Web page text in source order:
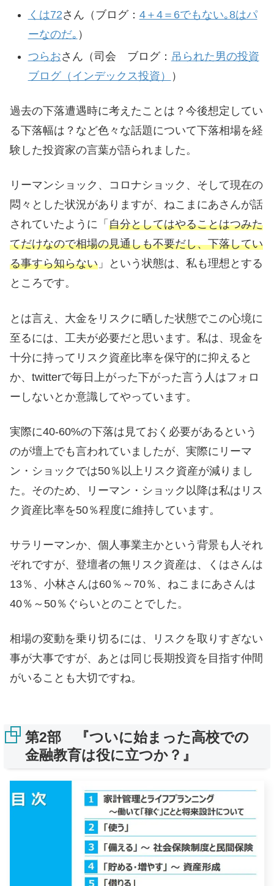
くは72さん（ブログ： 4＋4＝6でもない｡8はパ
ーなのだ｡ ）
つらおさん（司会 ブログ： 吊られた男の投資
ブログ（インデックス投資）
）
過去の下落遭遇時に考えたことは？今後想定してい
る下落幅は？など色々な話題について下落相場を経
験した投資家の言葉が語られました。
リーマンショック、コロナショック、そして現在の
悶々とした状況がありますが、ねこまにあさんが話
されていたように「 自分としてはやることはつみた
てだけなので相場の見通しも不要だし、下落してい
る事すら知らない 」という状態は、私も理想とする
ところです。
とは言え、大金をリスクに晒した状態でこの心境に
至るには、工夫が必要だと思います。私は、現金を
十分に持ってリスク資産比率を保守的に抑えると
か、twitterで毎日上がった下がった言う人はフォロ
ーしないとか意識してやっています。
実際に40-60%の下落は見ておく必要があるという
のが壇上でも言われていましたが、実際にリーマ
ン・ショックでは50％以上リスク資産が減りまし
た。そのため、リーマン・ショック以降は私はリス
ク資産比率を50％程度に維持しています。
サラリーマンか、個人事業主かという背景も人それ
ぞれですが、登壇者の無リスク資産は、くはさんは
13％、小林さんは60％～70％、ねこまにあさんは
40％～50％ぐらいとのことでした。
相場の変動を乗り切るには、リスクを取りすぎない
事が大事ですが、あとは同じ長期投資を目指す仲間
がいることも大切ですね。
第2部 『ついに始まった高校での
金融教育は役に立つか？』